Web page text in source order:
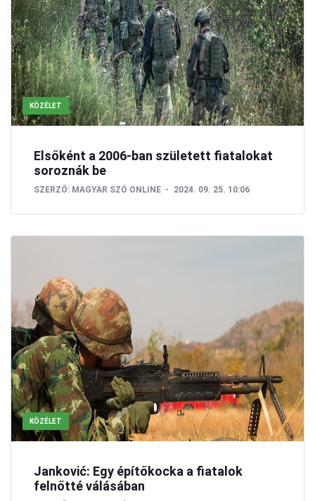
KÖZÉLET
Elsőként a 2006-ban született fiatalokat
soroznák be
SZERZŐ: MAGYAR SZÓ ONLINE 2024. 09. 25. 10:06
KÖZÉLET
Janković: Egy építőkocka a fiatalok
felnőtté válásában